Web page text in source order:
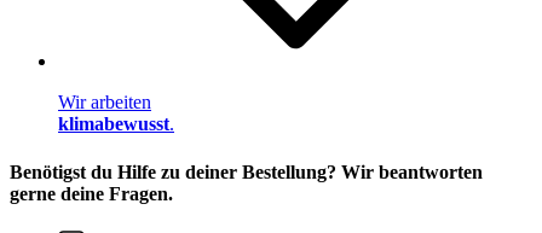
Wir arbeiten
klimabewusst.
Benötigst du Hilfe zu deiner Bestellung? Wir beantworten
gerne deine Fragen.